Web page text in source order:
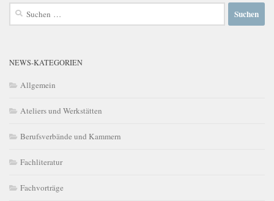
Suchen
NEWS-KATEGORIEN
Allgemein
Ateliers und Werkstätten
Berufsverbände und Kammern
Fachliteratur
Fachvorträge